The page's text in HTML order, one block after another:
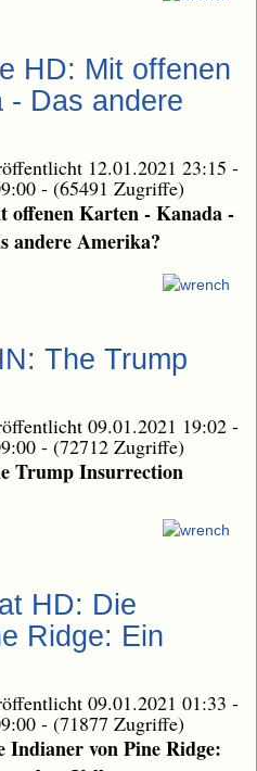
HD: Mit offenen
- Das andere
12.01.2021 23:15 -
- (65491 Zugriffe)
offenen Karten - Kanada -
andere Amerika?
The Trump
09.01.2021 19:02 -
- (72712 Zugriffe)
Trump Insurrection
HD: Die
Ridge: Ein
09.01.2021 01:33 -
- (71877 Zugriffe)
Indianer von Pine Ridge: